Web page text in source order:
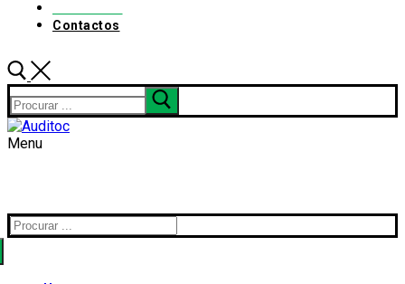
Contactos
Menu